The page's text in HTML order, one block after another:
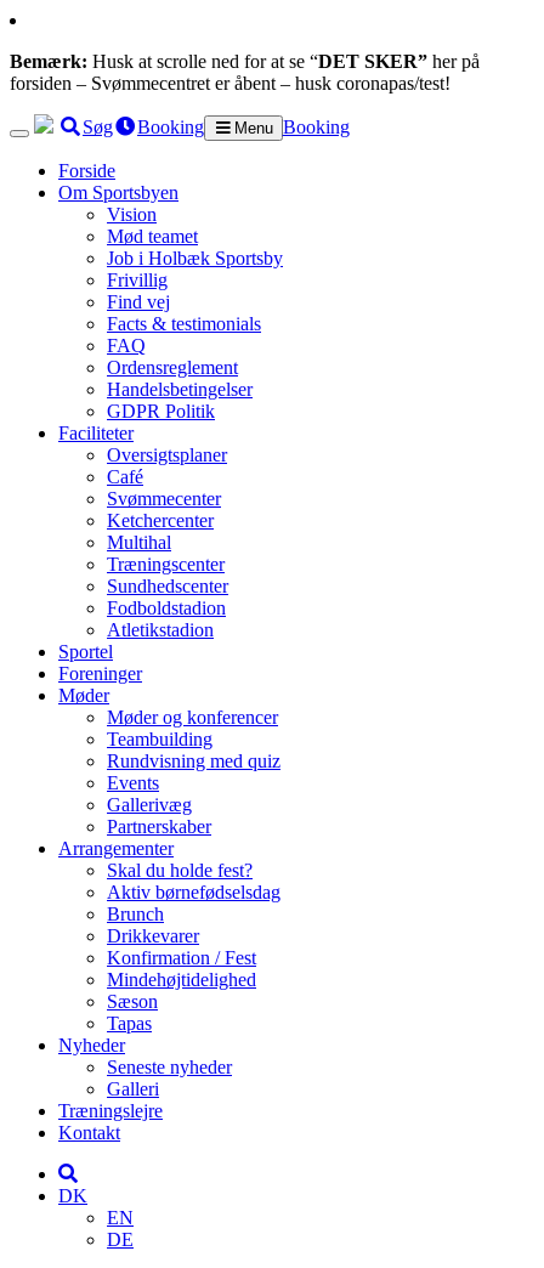
Bemærk: Husk at scrolle ned for at se “DET SKER” her på
forsiden – Svømmecentret er åbent – husk coronapas/test!
Søg Booking Menu Booking
Forside
Om Sportsbyen
Vision
Mød teamet
Job i Holbæk Sportsby
Frivillig
Find vej
Facts & testimonials
FAQ
Ordensreglement
Handelsbetingelser
GDPR Politik
Faciliteter
Oversigtsplaner
Café
Svømmecenter
Ketchercenter
Multihal
Træningscenter
Sundhedscenter
Fodboldstadion
Atletikstadion
Sportel
Foreninger
Møder
Møder og konferencer
Teambuilding
Rundvisning med quiz
Events
Gallerivæg
Partnerskaber
Arrangementer
Skal du holde fest?
Aktiv børnefødselsdag
Brunch
Drikkevarer
Konfirmation / Fest
Mindehøjtidelighed
Sæson
Tapas
Nyheder
Seneste nyheder
Galleri
Træningslejre
Kontakt
DK
EN
DE